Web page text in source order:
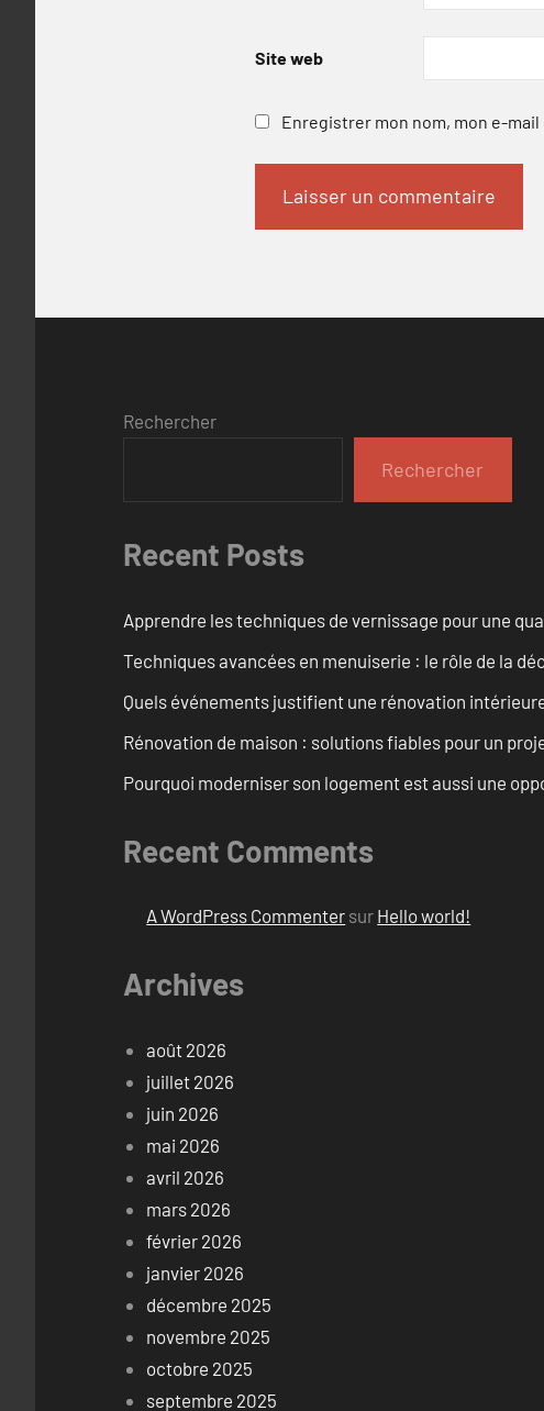
Site web
Enregistrer mon nom, mon e-
Rechercher
Rechercher
Recent Posts
Apprendre les techniques de vernissage pour une
Techniques avancées en menuiserie : le rôle de la
Quels événements justifient une rénovation
Rénovation de maison : solutions fiables pour un
Pourquoi moderniser son logement est aussi une
Recent Comments
A WordPress Commenter sur Hello world!
Archives
août 2026
juillet 2026
juin 2026
mai 2026
avril 2026
mars 2026
février 2026
janvier 2026
décembre 2025
novembre 2025
octobre 2025
septembre 2025